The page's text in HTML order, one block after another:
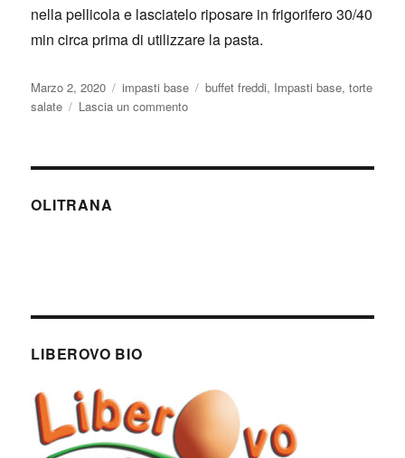
nella pellicola e lasciatelo riposare in frigorifero 30/40
min circa prima di utilizzare la pasta.
Pubblicato
il
Marzo 2, 2020 Categorie
impasti base Tag
buffet freddi, Impasti base,torte
salate
Lascia un commentosu
OLITRANA
LIBEROVO BIO